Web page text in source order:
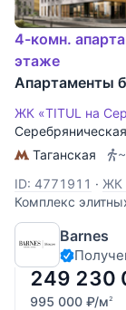
4-комн.
этаже
Апартаменты
ЖК «TITUL на
Таганская
ID: 4771911 · ЖК
Комплекс
сочетает в себе
столицы,
необходимую
представлены
Barnes
249 230
995 000 ₽/м2